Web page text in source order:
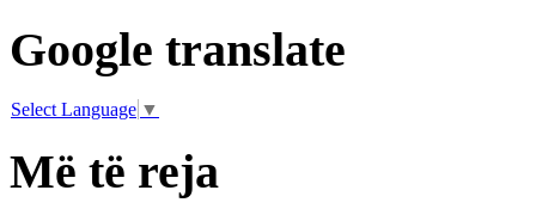
Google translate
Select Language ▼
Më të reja